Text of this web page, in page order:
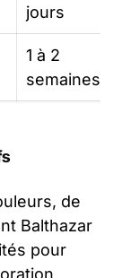
jours
1 à 2
semaines
de
Balthazar
pour